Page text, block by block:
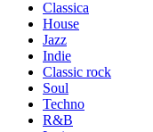
Classica
House
Jazz
Indie
Classic rock
Soul
Techno
R&B